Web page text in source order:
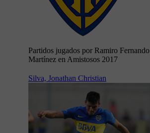
Partidos jugados por Ramiro Fernando
Martínez en Amistosos 2017
Silva, Jonathan Christian